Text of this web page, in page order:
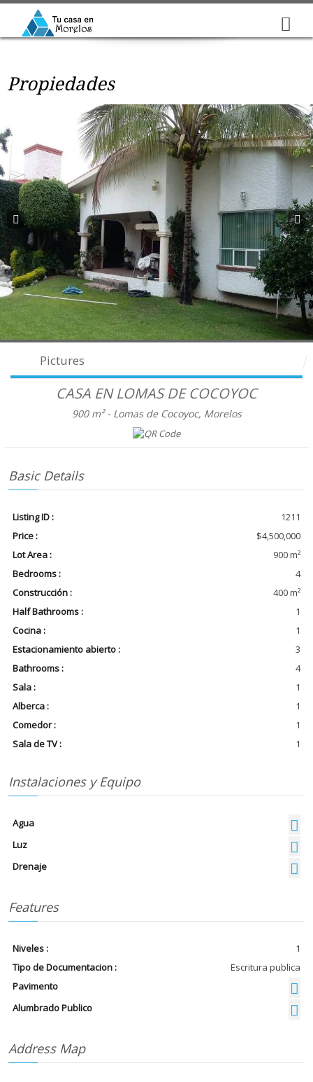
Propiedades
Prev Next
Pictures
CASA EN LOMAS DE COCOYOC
900 m² - Lomas de Cocoyoc, Morelos
Basic Details
Listing ID :
1211
Price :
$4,500,000
Lot Area :
900 m²
Bedrooms :
4
Construcción :
400 m²
Half Bathrooms :
1
Cocina :
1
Estacionamiento abierto :
3
Bathrooms :
4
Sala :
1
Alberca :
1
Comedor :
1
Sala de TV :
1
Instalaciones y Equipo
Agua
Luz
Drenaje
Features
Niveles :
1
Tipo de Documentacion :
Escritura publica
Pavimento
Alumbrado Publico
Address Map